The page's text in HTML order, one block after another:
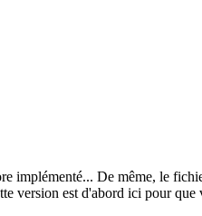
implémenté... De même, le
version est d'abord ici pour que